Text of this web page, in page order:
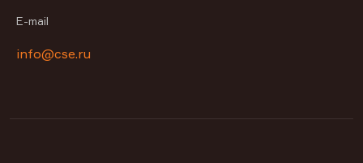
E-mail
info@cse.ru